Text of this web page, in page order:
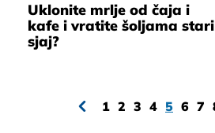
Uklonite mrlje od čaja i
kafe i vratite šoljama stari
sjaj?
1 2 3 4 5 6 7